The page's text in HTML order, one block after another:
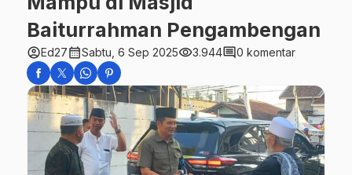
Baiturrahman Pengambengan
account_circleEd27calendar_monthSabtu, 6 Sep 2025visibility3.944comment0 komentar